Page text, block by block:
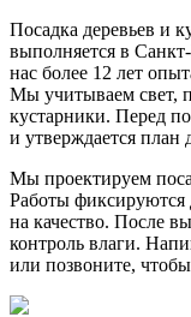
Посадка деревьев и
выполняется в
нас более 12 лет
Мы учитываем свет,
кустарники. Перед
и утверждается план
Мы проектируем
Работы фиксируются
на качество. После
контроль влаги.
или позвоните,